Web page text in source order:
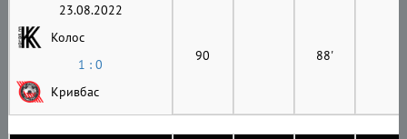
23.08.2022
Колос
1 : 0
Кривбас
90 88'